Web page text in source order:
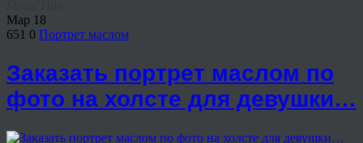
Мар 18
651 0 Портрет маслом
Заказать портрет маслом по
фото на холсте для девушки…